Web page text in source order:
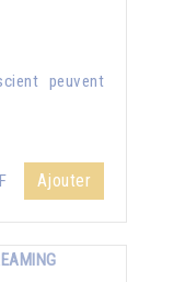
peuvent
Ajouter